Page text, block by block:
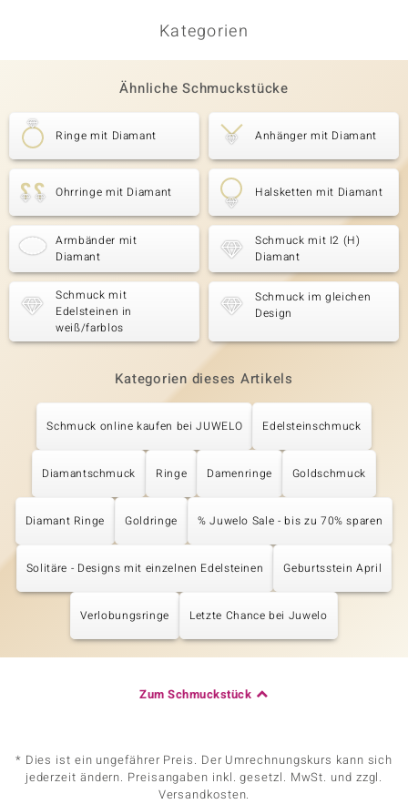
Kategorien
Ähnliche Schmuckstücke
Ringe mit Diamant Anhänger mit Diamant
Ohrringe mit Diamant Halsketten mit Diamant
Armbänder mit
Diamant
Schmuck mit I2 (H)
Diamant
Schmuck mit
Edelsteinen in
weiß/farblos
Schmuck im gleichen
Design
Kategorien dieses Artikels
Schmuck online kaufen bei JUWELO Edelsteinschmuck
Diamantschmuck Ringe Damenringe Goldschmuck
Diamant Ringe Goldringe % Juwelo Sale - bis zu 70% sparen
Solitäre - Designs mit einzelnen Edelsteinen Geburtsstein April
Verlobungsringe Letzte Chance bei Juwelo
Zum Schmuckstück
* Dies ist ein ungefährer Preis. Der Umrechnungskurs kann sich
jederzeit ändern. Preisangaben inkl. gesetzl. MwSt. und zzgl.
Versandkosten.